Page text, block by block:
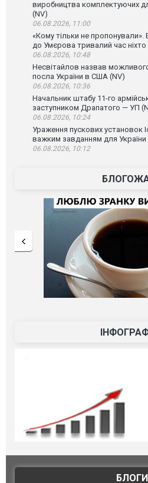
виробництва комплектуючих
(NV)
06.08.2026, 11:00
«Кому тільки не пропонували».
до Умєрова тривалий час
06.08.2026, 10:48
Несвітайлов назвав
посла України в США (NV)
06.08.2026, 10:36
Начальник штабу 11-го
заступником Драпатого — УП
06.08.2026, 10:24
Ураження пускових установок
важким завданням для
06.08.2026, 10:12
БЛОГИ